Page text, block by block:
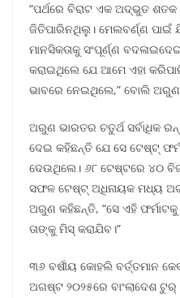
“ପର୍ଥରେ ବିରାଟ ଏକ ଅଦ୍ଭୁତ
ଜିତିପାରିନଥିଲୁ। ମେଲବର୍ଣ୍ଣ ପାଇଁ
ମାନସିକତାକୁ ସଂପୂର୍ଣ୍ଣ
କରାଇଥିଲେ ଯେ ଆମେ ଏହା
ଭାବରେ ନେଇଥିଲେ,” ବୋଲି
ଅରୁଣ ଭାରତର ଚତୁର୍ଥ ସର୍ବାଧିକ
ଦେଇ କହିଛନ୍ତି ଯେ ସେ ଟେଷ୍ଟ୍
ଦେଉଥିଲେ। ୬୮ ଟେଷ୍ଟରେ ୪୦
ସଫଳ ଟେଷ୍ଟ୍ ଅଧିନାୟକ ମଧ୍ୟ
ଅରୁଣ କହିଛନ୍ତି, “ସେ ଏହି
ତାଙ୍କୁ ମିସ୍ କରାଯିବ।”
୩୬ ବର୍ଷୀୟ କୋହଲି ବର୍ତ୍ତମାନ
ଅଗଷ୍ଟ ୨୦୨୫ରେ ବାଂଲାଦେଶ